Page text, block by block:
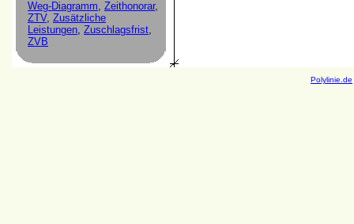
Polylinie.de